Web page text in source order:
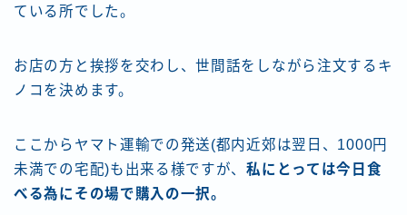
ている所でした。
お店の方と挨拶を交わし、世間話をしながら注文するキ
ノコを決めます。
ここからヤマト運輸での発送(都内近郊は翌日、1000円
未満での宅配)も出来る様ですが、私にとっては今日食
べる為にその場で購入の一択。